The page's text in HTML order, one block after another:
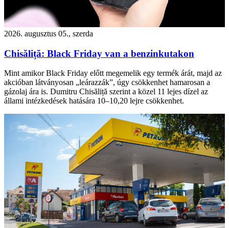
2026. augusztus 05., szerda
Chisăliță: Black Friday van a benzinkutakon
Mint amikor Black Friday előtt megemelik egy termék árát, majd az
akcióban látványosan „leárazzák”, úgy csökkenhet hamarosan a
gázolaj ára is. Dumitru Chisăliță szerint a közel 11 lejes dízel az
állami intézkedések hatására 10–10,20 lejre csökkenhet.